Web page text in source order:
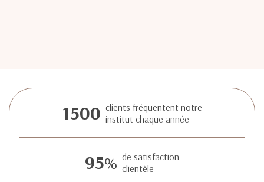
1500 clients fréquentent notre
institut chaque année
95% de satisfaction
clientèle